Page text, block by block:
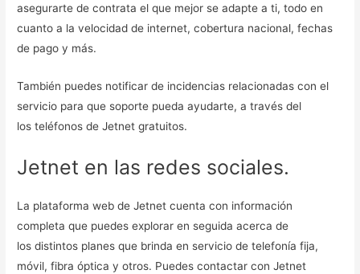
asegurarte de contrata el que mejor se adapte a ti, todo en
cuanto a la velocidad de internet, cobertura nacional, fechas
de pago y más.
También puedes notificar de incidencias relacionadas con el
servicio para que soporte pueda ayudarte, a través del
los teléfonos de Jetnet gratuitos.
Jetnet en las redes sociales.
La plataforma web de Jetnet cuenta con información
completa que puedes explorar en seguida acerca de
los distintos planes que brinda en servicio de telefonía fija,
móvil, fibra óptica y otros. Puedes contactar con Jetnet